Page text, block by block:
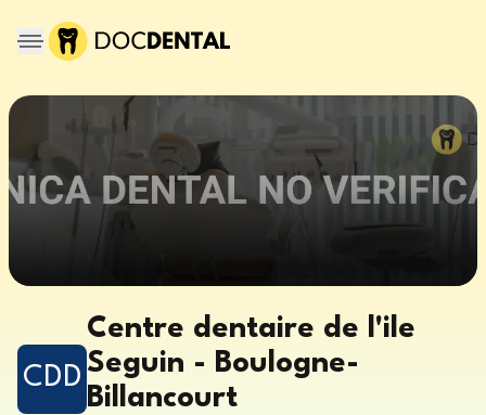
CDD
Centre dentaire de l'ile
Seguin - Boulogne-
Billancourt